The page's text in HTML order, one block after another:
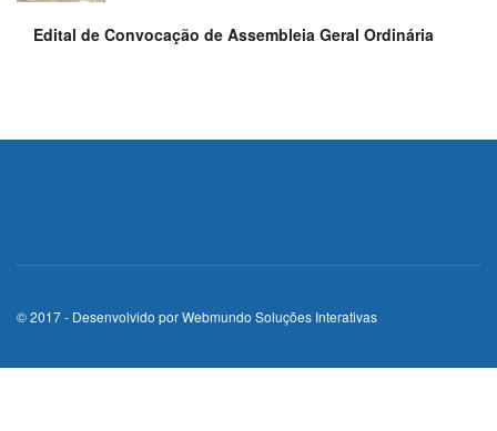
Edital de Convocação de Assembleia Geral Ordinária
© 2017 - Desenvolvido porWebmundo Soluções Interativas